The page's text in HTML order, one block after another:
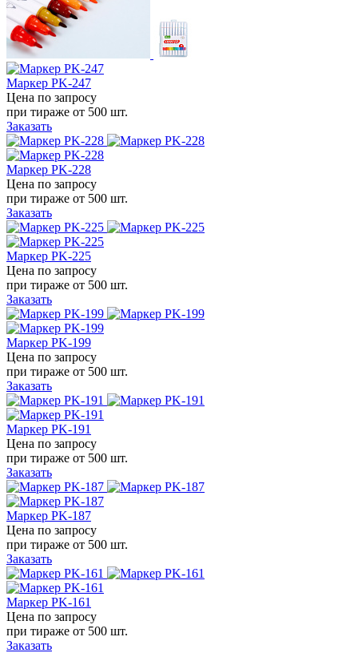
Маркер PK-247
Цена по запросу
при тираже от 500 шт.
Заказать
Маркер PK-228
Цена по запросу
при тираже от 500 шт.
Заказать
Маркер PK-225
Цена по запросу
при тираже от 500 шт.
Заказать
Маркер PK-199
Цена по запросу
при тираже от 500 шт.
Заказать
Маркер PK-191
Цена по запросу
при тираже от 500 шт.
Заказать
Маркер PK-187
Цена по запросу
при тираже от 500 шт.
Заказать
Маркер PK-161
Цена по запросу
при тираже от 500 шт.
Заказать